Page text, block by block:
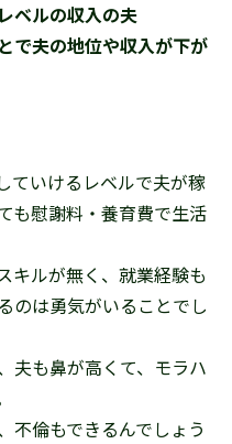
ベルの収入の夫
で夫の地位や収入が下が
ていけるレベルで夫が稼
も慰謝料・養育費で生活
キルが無く、就業経験も
のは勇気がいることでし
夫も鼻が高くて、モラハ
不倫もできるんでしょう